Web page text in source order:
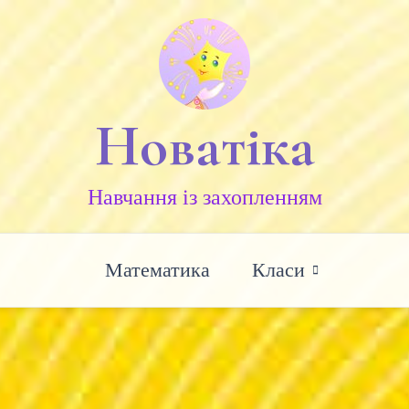
Новатіка
Навчання із захопленням
Математика Класи